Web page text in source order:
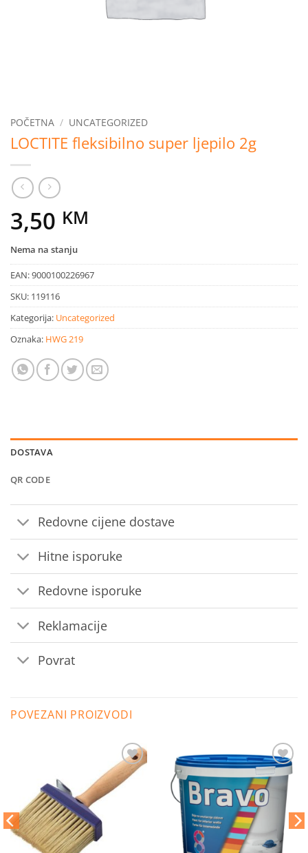
POČETNA / UNCATEGORIZED
LOCTITE fleksibilno super ljepilo 2g
3,50 KM
Nema na stanju
EAN:9000100226967
SKU: 119116
Kategorija: Uncategorized
Oznaka: HWG 219
DOSTAVA
QR CODE
Redovne cijene dostave
Hitne isporuke
Redovne isporuke
Reklamacije
Povrat
POVEZANI PROIZVODI
Dodaj
na
Dodaj
listu
želja